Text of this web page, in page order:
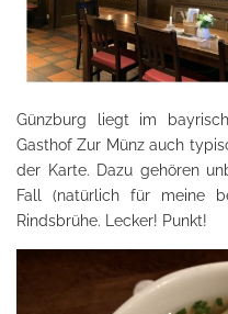
Günzburg liegt im
Gasthof Zur Münz auch
der Karte. Dazu gehören
Fall (natürlich für meine
Rindsbrühe. Lecker! Punkt!